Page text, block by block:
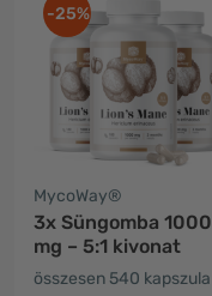
-25%
MycoWay®
3x Süngomba 1000
mg – 5:1 kivonat
összesen 540 kapszula